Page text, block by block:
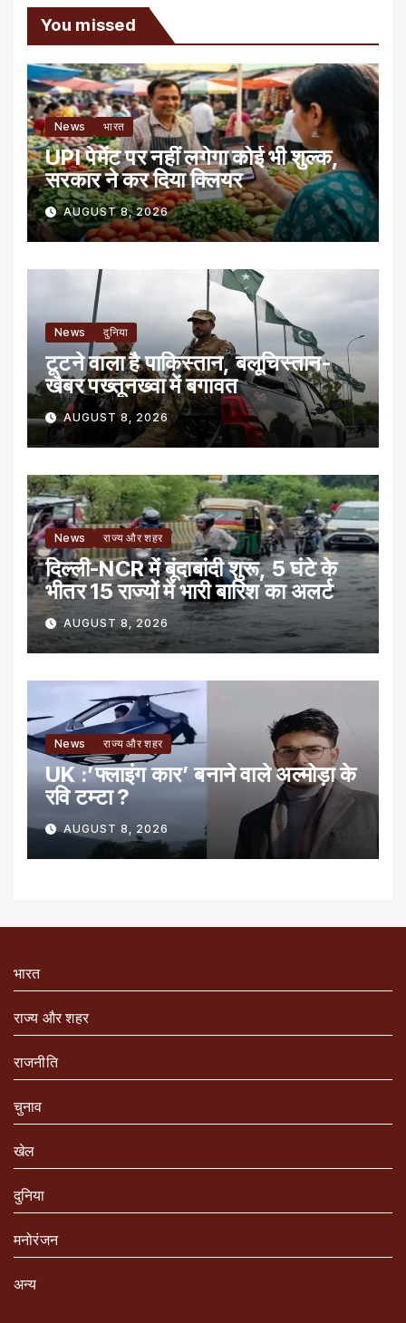
You missed
News भारत
UPI पेमेंट पर नहीं लगेगा कोई भी शुल्क,
सरकार ने कर दिया क्लियर
AUGUST 8, 2026
News दुनिया
टूटने वाला है पाकिस्तान, बलूचिस्तान-
खैबर पख्तूनख्वा में बगावत
AUGUST 8, 2026
News राज्य और शहर
दिल्ली-NCR में बूंदाबांदी शुरू, 5 घंटे के
भीतर 15 राज्यों में भारी बारिश का अलर्ट
AUGUST 8, 2026
News राज्य और शहर
UK :’फ्लाइंग कार’ बनाने वाले अल्मोड़ा के
रवि टम्टा ?
AUGUST 8, 2026
भारत
राज्य और शहर
राजनीति
चुनाव
खेल
दुनिया
मनोरंजन
अन्य